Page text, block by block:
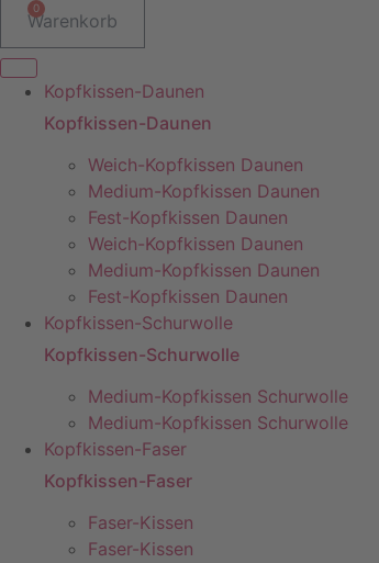
0
Warenkorb
Kopfkissen-Daunen
Kopfkissen-Daunen
Weich-Kopfkissen Daunen
Medium-Kopfkissen Daunen
Fest-Kopfkissen Daunen
Weich-Kopfkissen Daunen
Medium-Kopfkissen Daunen
Fest-Kopfkissen Daunen
Kopfkissen-Schurwolle
Kopfkissen-Schurwolle
Medium-Kopfkissen Schurwolle
Medium-Kopfkissen Schurwolle
Kopfkissen-Faser
Kopfkissen-Faser
Faser-Kissen
Faser-Kissen